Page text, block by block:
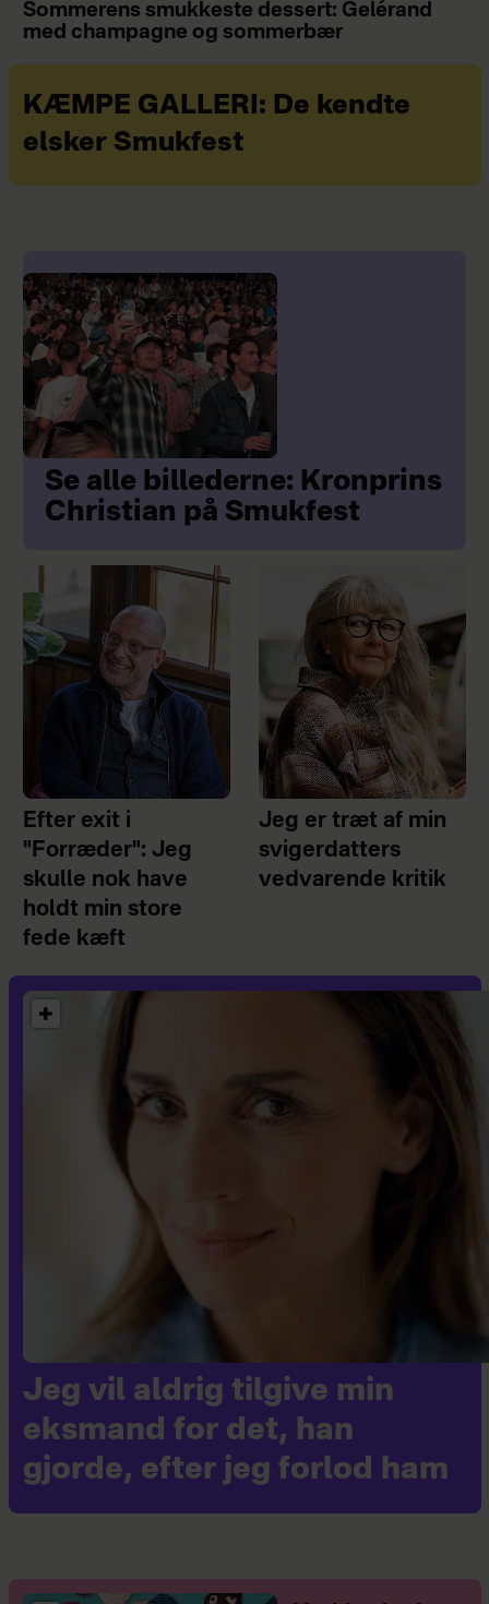
Sommerens smukkeste dessert: Gelérand
med champagne og sommerbær
KÆMPE GALLERI: De kendte
elsker Smukfest
Se alle billederne: Kronprins
Christian på Smukfest
Efter exit i
"Forræder": Jeg
skulle nok have
holdt min store
fede kæft
Jeg er træt af min
svigerdatters
vedvarende kritik
Jeg vil aldrig tilgive min
eksmand for det, han
gjorde, efter jeg forlod ham